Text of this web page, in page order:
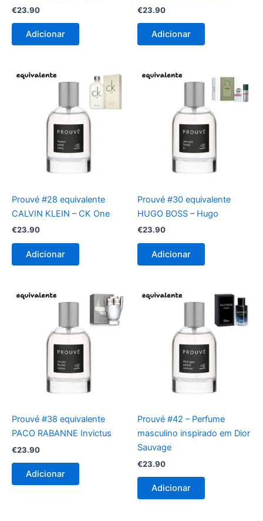
€23.90
Adicionar
€23.90
Adicionar
Prouvé #28 equivalente
CALVIN KLEIN – CK One
€23.90
Adicionar
Prouvé #30 equivalente
HUGO BOSS – Hugo
€23.90
Adicionar
Prouvé #38 equivalente
PACO RABANNE Invictus
€23.90
Adicionar
Prouvé #42 – Perfume
masculino inspirado em Dior
Sauvage
€23.90
Adicionar